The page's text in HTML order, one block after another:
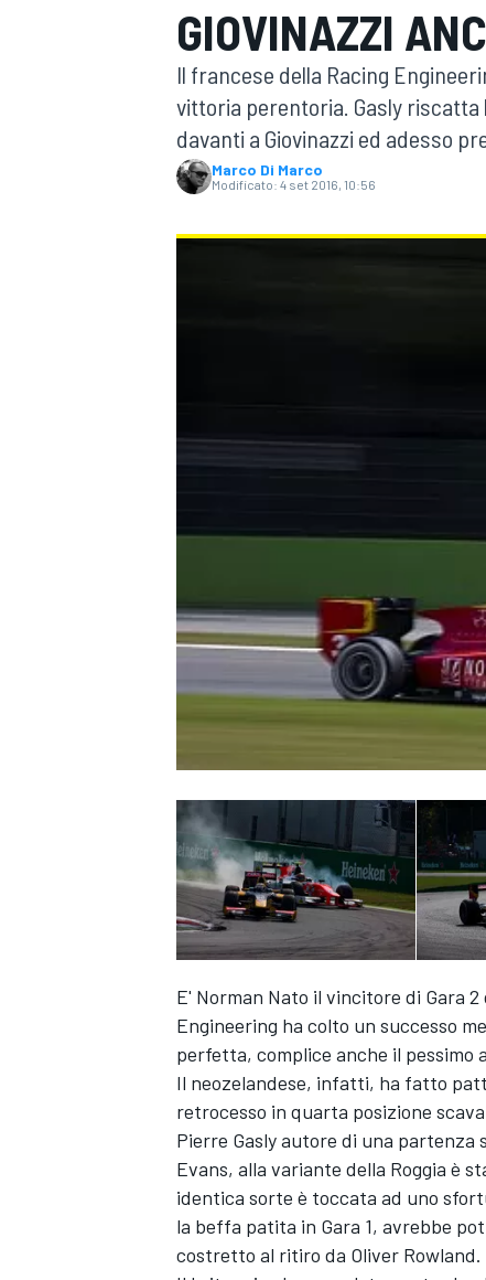
MOTOGP WEC
MONOPOSTO
GIOVINAZZI
Il francese della Racing
vittoria perentoria. Gasly riscatta
davanti a Giovinazzi ed adesso
Marco Di Marco
Modificato: 4 set 2016, 10:56
E' Norman Nato il vincitore di Gara
Engineering ha colto un successo
perfetta, complice anche il pessimo
Il neozelandese, infatti, ha fatto
retrocesso in quarta posizione
Pierre Gasly autore di una partenza
Evans, alla variante della Roggia è
identica sorte è toccata ad uno
la beffa patita in Gara 1, avrebbe
costretto al ritiro da Oliver Rowland.